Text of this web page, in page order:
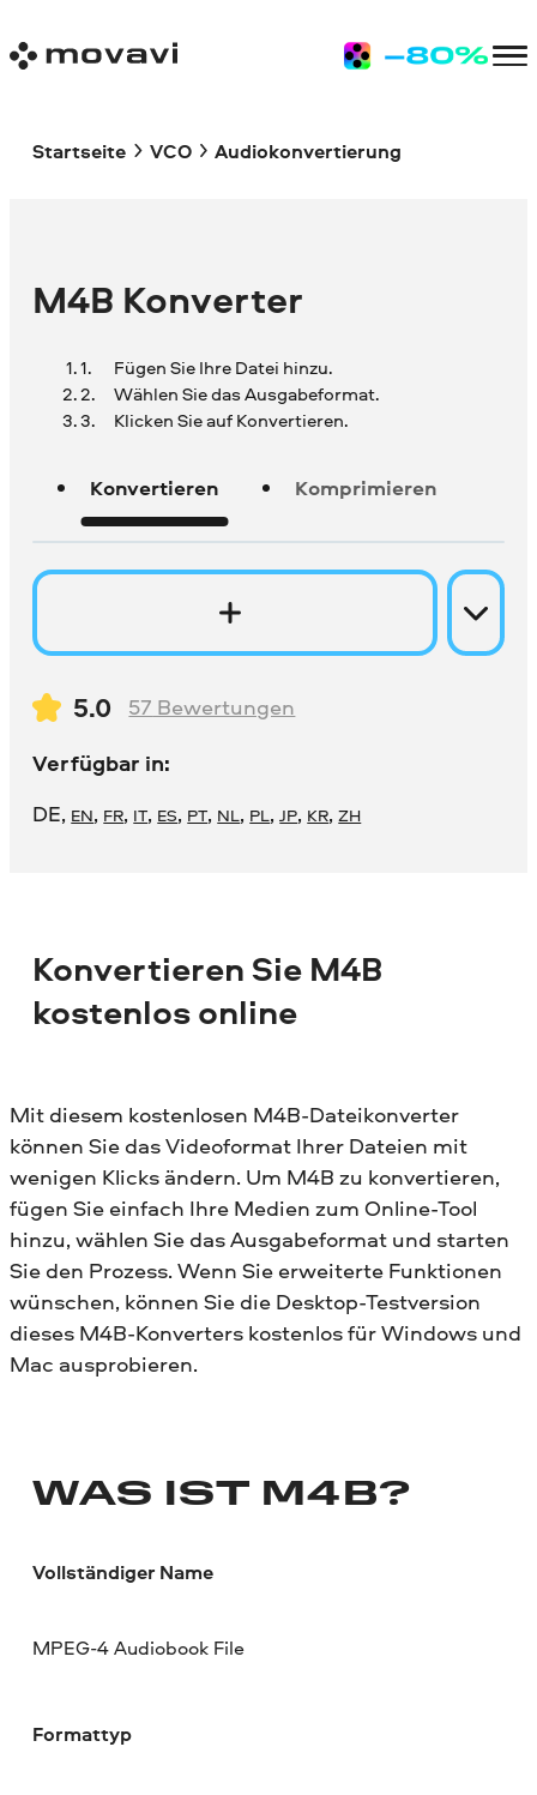
Startseite VCO Audiokonvertierung
M4B Konverter
Fügen Sie Ihre Datei hinzu.
Wählen Sie das Ausgabeformat.
Klicken Sie auf Konvertieren.
Konvertieren Komprimieren
5.0 57 Bewertungen
Verfügbar in:
DE, EN, FR, IT, ES, PT, NL, PL,JP, KR,ZH
Konvertieren Sie M4B
kostenlos online
Mit diesem kostenlosen M4B-Dateikonverter
können Sie das Videoformat Ihrer Dateien mit
wenigen Klicks ändern. Um M4B zu konvertieren,
fügen Sie einfach Ihre Medien zum Online-Tool
hinzu, wählen Sie das Ausgabeformat und starten
Sie den Prozess. Wenn Sie erweiterte Funktionen
wünschen, können Sie die Desktop-Testversion
dieses M4B-Konverters kostenlos für Windows und
Mac ausprobieren.
WAS IST M4B?
Vollständiger Name
MPEG-4 Audiobook File
Formattyp